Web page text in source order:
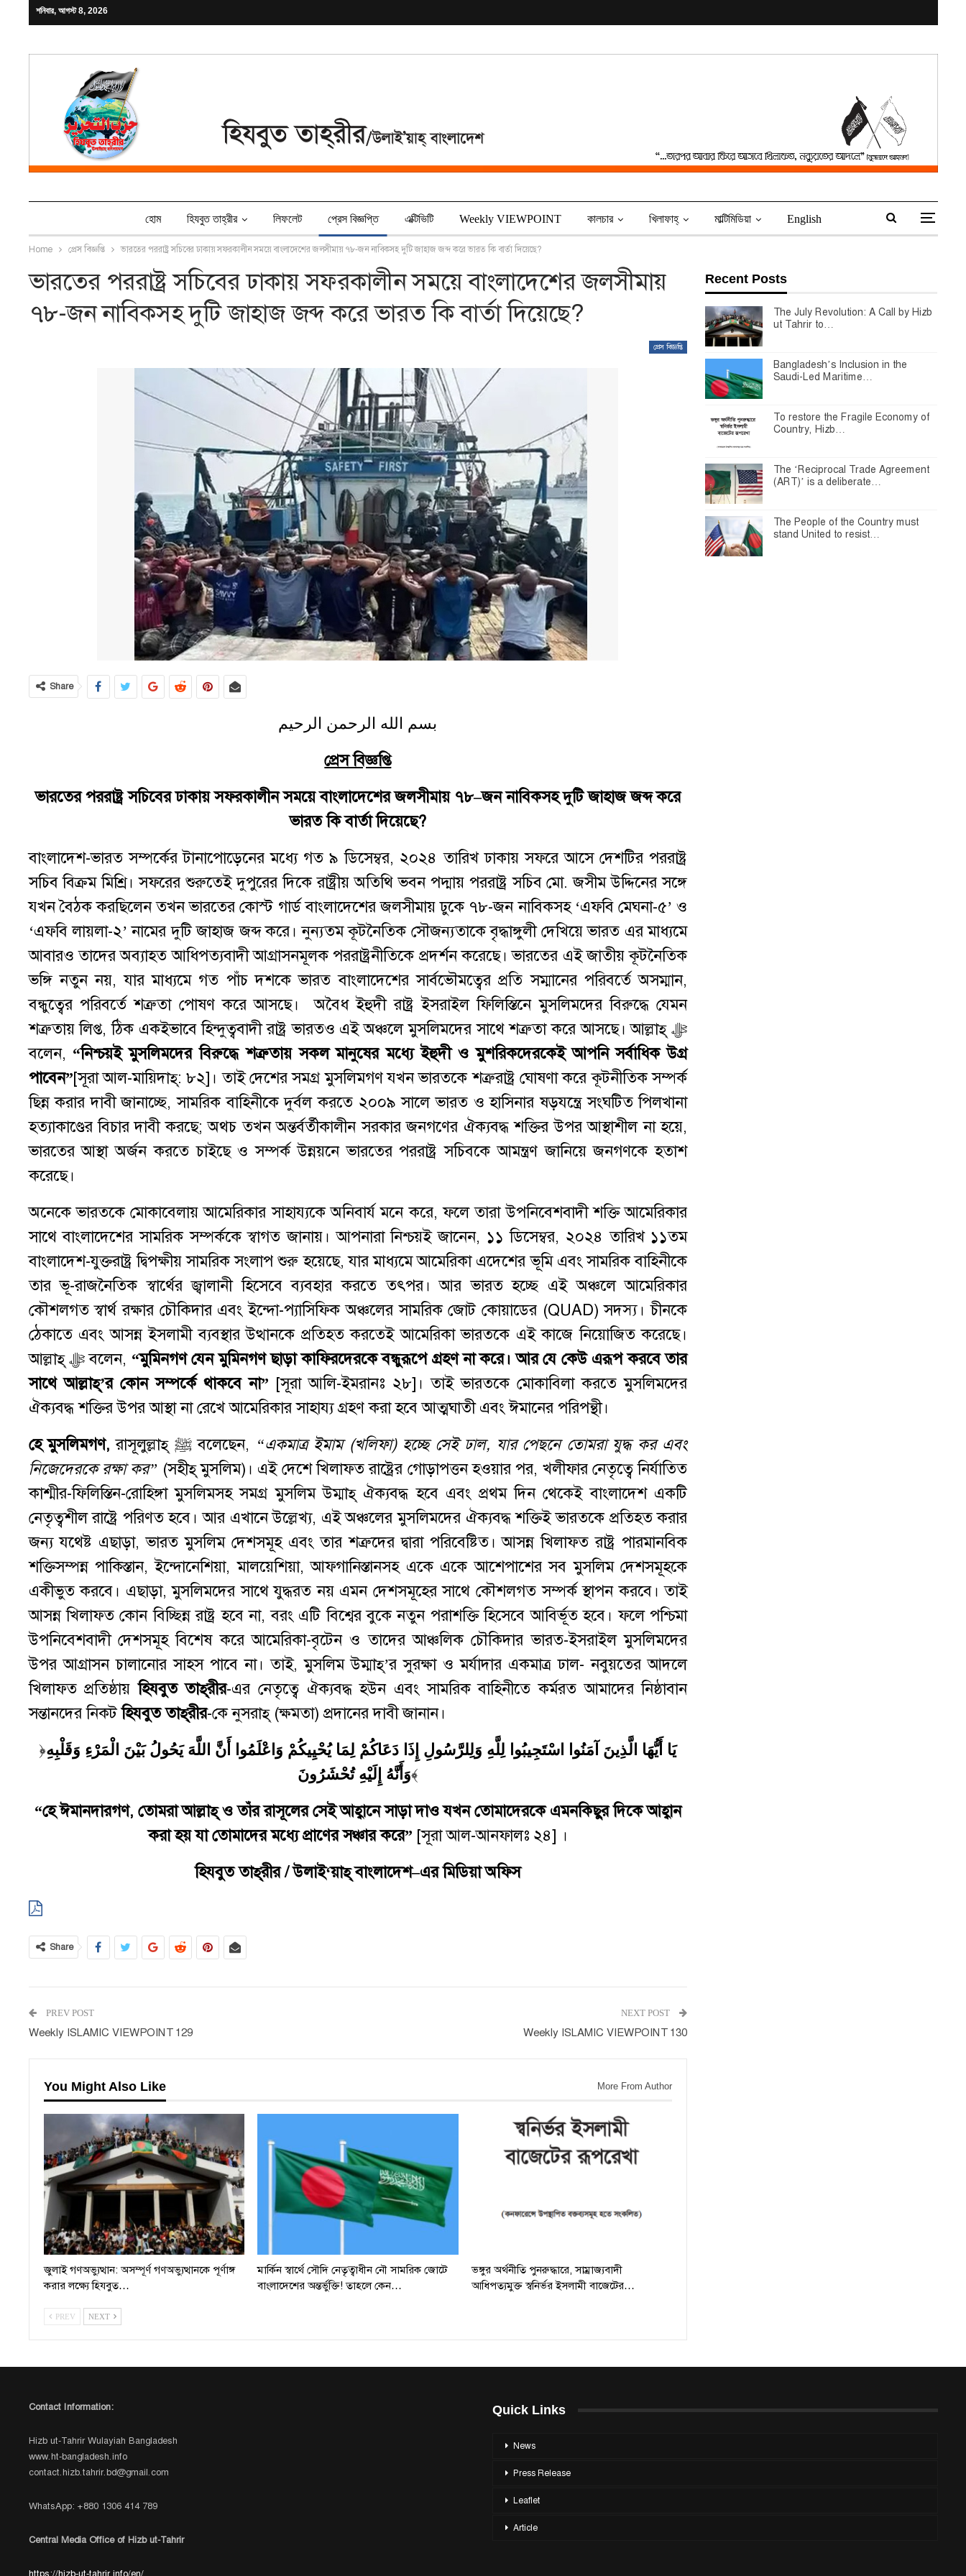
শনিবার, আগস্ট 8, 2026
হোম হিযবুত তাহ্‌রীর লিফলেট প্রেস বিজ্ঞপ্তি এক্টিভিটি Weekly VIEWPOINT কালচার খিলাফাহ্‌ মাল্টিমিডিয়া English
Home প্রেস বিজ্ঞপ্তি ভারতের পররাষ্ট্র সচিবের ঢাকায় সফরকালীন সময়ে বাংলাদেশের জলসীমায় ৭৮-জন নাবিকসহ দুটি জাহাজ জব্দ করে ভারত কি বার্তা দিয়েছে?
ভারতের পররাষ্ট্র সচিবের ঢাকায় সফরকালীন সময়ে বাংলাদেশের জলসীমায়
৭৮-জন নাবিকসহ দুটি জাহাজ জব্দ করে ভারত কি বার্তা দিয়েছে?
প্রেস বিজ্ঞপ্তি
Share
بسم الله الرحمن الرحيم
প্রেস বিজ্ঞপ্তি
ভারতের পররাষ্ট্র সচিবের ঢাকায় সফরকালীন সময়ে বাংলাদেশের জলসীমায় ৭৮–জন নাবিকসহ দুটি জাহাজ জব্দ করে
ভারত কি বার্তা দিয়েছে?
বাংলাদেশ-ভারত সম্পর্কের টানাপোড়েনের মধ্যে গত ৯ ডিসেম্বর, ২০২৪ তারিখ ঢাকায় সফরে আসে দেশটির পররাষ্ট্র
সচিব বিক্রম মিশ্রি। সফরের শুরুতেই দুপুরের দিকে রাষ্ট্রীয় অতিথি ভবন পদ্মায় পররাষ্ট্র সচিব মো. জসীম উদ্দিনের সঙ্গে
যখন বৈঠক করছিলেন তখন ভারতের কোস্ট গার্ড বাংলাদেশের জলসীমায় ঢুকে ৭৮-জন নাবিকসহ ‘এফবি মেঘনা-৫’ ও
‘এফবি লায়লা-২’ নামের দুটি জাহাজ জব্দ করে। নুন্যতম কূটনৈতিক সৌজন্যতাকে বৃদ্ধাঙ্গুলী দেখিয়ে ভারত এর মাধ্যমে
আবারও তাদের অব্যাহত আধিপত্যবাদী আগ্রাসনমূলক পররাষ্ট্রনীতিকে প্রদর্শন করেছে। ভারতের এই জাতীয় কূটনৈতিক
ভঙ্গি নতুন নয়, যার মাধ্যমে গত পাঁচ দশকে ভারত বাংলাদেশের সার্বভৌমত্বের প্রতি সম্মানের পরিবর্তে অসম্মান,
বন্ধুত্বের পরিবর্তে শত্রুতা পোষণ করে আসছে। অবৈধ ইহুদী রাষ্ট্র ইসরাইল ফিলিস্তিনে মুসলিমদের বিরুদ্ধে যেমন
শত্রুতায় লিপ্ত, ঠিক একইভাবে হিন্দুত্ববাদী রাষ্ট্র ভারতও এই অঞ্চলে মুসলিমদের সাথে শত্রুতা করে আসছে। আল্লাহ্ ﷻ
বলেন, “নিশ্চয়ই মুসলিমদের বিরুদ্ধে শত্রুতায় সকল মানুষের মধ্যে ইহুদী ও মুশরিকদেরকেই আপনি সর্বাধিক উগ্র
পাবেন”[সূরা আল-মায়িদাহ্‌: ৮২]। তাই দেশের সমগ্র মুসলিমগণ যখন ভারতকে শত্রুরাষ্ট্র ঘোষণা করে কূটনীতিক সম্পর্ক
ছিন্ন করার দাবী জানাচ্ছে, সামরিক বাহিনীকে দুর্বল করতে ২০০৯ সালে ভারত ও হাসিনার ষড়যন্ত্রে সংঘটিত পিলখানা
হত্যাকাণ্ডের বিচার দাবী করছে; অথচ তখন অন্তর্বর্তীকালীন সরকার জনগণের ঐক্যবদ্ধ শক্তির উপর আস্থাশীল না হয়ে,
ভারতের আস্থা অর্জন করতে চাইছে ও সম্পর্ক উন্নয়নে ভারতের পররাষ্ট্র সচিবকে আমন্ত্রণ জানিয়ে জনগণকে হতাশ
করেছে।
অনেকে ভারতকে মোকাবেলায় আমেরিকার সাহায্যকে অনিবার্য মনে করে, ফলে তারা উপনিবেশবাদী শক্তি আমেরিকার
সাথে বাংলাদেশের সামরিক সম্পর্ককে স্বাগত জানায়। আপনারা নিশ্চয়ই জানেন, ১১ ডিসেম্বর, ২০২৪ তারিখ ১১তম
বাংলাদেশ-যুক্তরাষ্ট্র দ্বিপক্ষীয় সামরিক সংলাপ শুরু হয়েছে, যার মাধ্যমে আমেরিকা এদেশের ভূমি এবং সামরিক বাহিনীকে
তার ভূ-রাজনৈতিক স্বার্থের জ্বালানী হিসেবে ব্যবহার করতে তৎপর। আর ভারত হচ্ছে এই অঞ্চলে আমেরিকার
কৌশলগত স্বার্থ রক্ষার চৌকিদার এবং ইন্দো-প্যাসিফিক অঞ্চলের সামরিক জোট কোয়াডের (QUAD) সদস্য। চীনকে
ঠেকাতে এবং আসন্ন ইসলামী ব্যবস্থার উত্থানকে প্রতিহত করতেই আমেরিকা ভারতকে এই কাজে নিয়োজিত করেছে।
আল্লাহ্ ﷻ বলেন, “মুমিনগণ যেন মুমিনগণ ছাড়া কাফিরদেরকে বন্ধুরূপে গ্রহণ না করে। আর যে কেউ এরূপ করবে তার
সাথে আল্লাহ্‌’র কোন সম্পর্কে থাকবে না” [সূরা আলি-ইমরানঃ ২৮]। তাই ভারতকে মোকাবিলা করতে মুসলিমদের
ঐক্যবদ্ধ শক্তির উপর আস্থা না রেখে আমেরিকার সাহায্য গ্রহণ করা হবে আত্মঘাতী এবং ঈমানের পরিপন্থী।
হে মুসলিমগণ, রাসূলুল্লাহ্ ﷺ বলেছেন, “একমাত্র ইমাম(খলিফা) হচ্ছে সেই ঢাল, যার পেছনে তোমরা যুদ্ধ কর এবং
নিজেদেরকে রক্ষা কর” (সহীহ্ মুসলিম)। এই দেশে খিলাফত রাষ্ট্রের গোড়াপত্তন হওয়ার পর, খলীফার নেতৃত্বে নির্যাতিত
কাশ্মীর-ফিলিস্তিন-রোহিঙ্গা মুসলিমসহ সমগ্র মুসলিম উম্মাহ্ ঐক্যবদ্ধ হবে এবং প্রথম দিন থেকেই বাংলাদেশ একটি
নেতৃত্বশীল রাষ্ট্রে পরিণত হবে। আর এখানে উল্লেখ্য, এই অঞ্চলের মুসলিমদের ঐক্যবদ্ধ শক্তিই ভারতকে প্রতিহত করার
জন্য যথেষ্ট এছাড়া, ভারত মুসলিম দেশসমূহ এবং তার শত্রুদের দ্বারা পরিবেষ্টিত। আসন্ন খিলাফত রাষ্ট্র পারমানবিক
শক্তিসম্পন্ন পাকিস্তান, ইন্দোনেশিয়া, মালয়েশিয়া, আফগানিস্তানসহ একে একে আশেপাশের সব মুসলিম দেশসমূহকে
একীভুত করবে। এছাড়া, মুসলিমদের সাথে যুদ্ধরত নয় এমন দেশসমূহের সাথে কৌশলগত সম্পর্ক স্থাপন করবে। তাই
আসন্ন খিলাফত কোন বিচ্ছিন্ন রাষ্ট্র হবে না, বরং এটি বিশ্বের বুকে নতুন পরাশক্তি হিসেবে আবির্ভূত হবে। ফলে পশ্চিমা
উপনিবেশবাদী দেশসমূহ বিশেষ করে আমেরিকা-বৃটেন ও তাদের আঞ্চলিক চৌকিদার ভারত-ইসরাইল মুসলিমদের
উপর আগ্রাসন চালানোর সাহস পাবে না। তাই, মুসলিম উম্মাহ্‌’র সুরক্ষা ও মর্যাদার একমাত্র ঢাল- নবুয়তের আদলে
খিলাফত প্রতিষ্ঠায়হিযবুত তাহ্রীর-এর নেতৃত্বে ঐক্যবদ্ধ হউন এবং সামরিক বাহিনীতে কর্মরত আমাদের নিষ্ঠাবান
সন্তানদের নিকটহিযবুত তাহ্রীর-কে নুসরাহ্‌ (ক্ষমতা) প্রদানের দাবী জানান।
﴿يَا أَيُّهَا الَّذِينَ آمَنُوا اسْتَجِيبُوا لِلَّهِ وَلِلرَّسُولِ إِذَا دَعَاكُمْ لِمَا يُحْيِيكُمْ وَاعْلَمُوا أَنَّ اللَّهَ يَحُولُ بَيْنَ الْمَرْءِ وَقَلْبِهِ
وَأَنَّهُ إِلَيْهِ تُحْشَرُونَ﴾
“হে ঈমানদারগণ, তোমরা আল্লাহ্ ও তাঁর রাসূলের সেই আহ্বানে সাড়া দাও যখন তোমাদেরকে এমনকিছুর দিকে আহ্বান
করা হয় যা তোমাদের মধ্যে প্রাণের সঞ্চার করে” [সূরা আল-আনফালঃ ২৪] ।
হিযবুত তাহ্রীর / উলাই‘য়াহ্‌বাংলাদেশ–এর মিডিয়া অফিস
Share
PREV POST
Weekly ISLAMIC VIEWPOINT 129
NEXT POST
Weekly ISLAMIC VIEWPOINT 130
You Might Also Like More From Author
জুলাই গণঅভ্যুত্থান: অসম্পূর্ণ গণঅভ্যুত্থানকে পূর্ণাঙ্গ
করার লক্ষ্যে হিযবুত…
মার্কিন স্বার্থে সৌদি নেতৃত্বাধীন নৌ সামরিক জোটে
বাংলাদেশের অন্তর্ভুক্তি! তাহলে কেন…
ভঙ্গুর অর্থনীতি পুনরুদ্ধারে, সাম্রাজ্যবাদী
আধিপত্যমুক্ত স্বনির্ভর ইসলামী বাজেটের…
PREV NEXT
Recent Posts
The July Revolution: A Call by Hizb
ut Tahrir to…
Bangladesh’s Inclusion in the
Saudi-Led Maritime…
To restore the Fragile Economy of
Country, Hizb…
The ‘Reciprocal Trade Agreement
(ART)’ is a deliberate…
The People of the Country must
stand United to resist…
Contact Information:
Hizb ut-Tahrir Wulayiah Bangladesh
www.ht-bangladesh.info
contact.hizb.tahrir.bd@gmail.com
WhatsApp: +880 1306 414 789
Central Media Office of Hizb ut-Tahrir
Quick Links
News
Press Release
Leaflet
Article